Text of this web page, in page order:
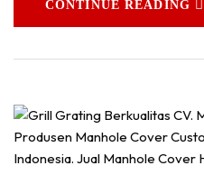
CONTINUE READING